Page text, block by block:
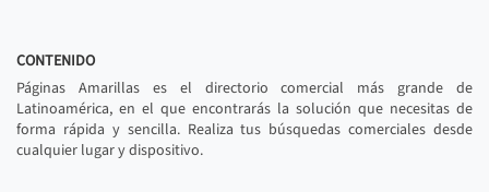
CONTENIDO
Páginas Amarillas es el directorio comercial más grande de
Latinoamérica, en el que encontrarás la solución que necesitas de
forma rápida y sencilla. Realiza tus búsquedas comerciales desde
cualquier lugar y dispositivo.